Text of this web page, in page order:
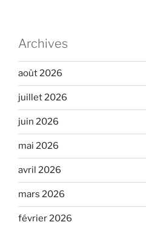
Archives
août 2026
juillet 2026
juin 2026
mai 2026
avril 2026
mars 2026
février 2026